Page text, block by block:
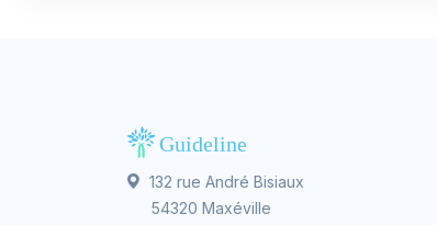
132 rue André Bisiaux
54320 Maxéville